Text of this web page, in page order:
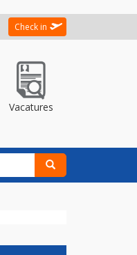
Check in
Vacatures